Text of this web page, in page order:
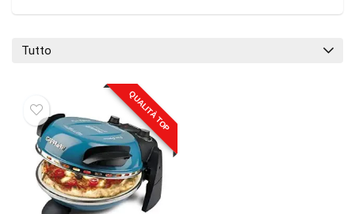
Tutto
QUALITÀ TOP